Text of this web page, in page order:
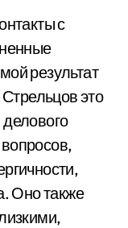
с
результат
это
Оно также